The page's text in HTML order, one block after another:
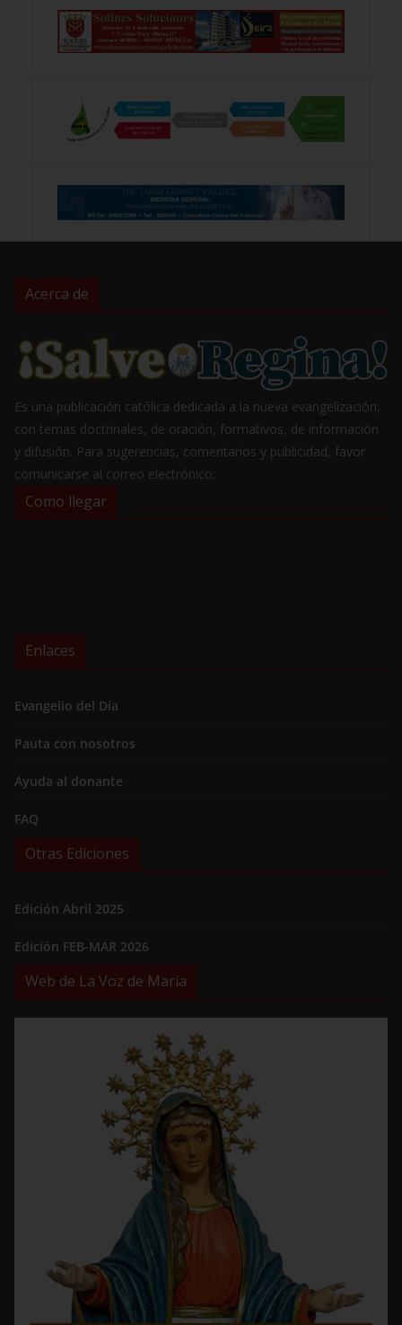
Acerca de
Es una publicación católica dedicada a la nueva evangelización,
con temas doctrinales, de oración, formativos, de información
y difusión. Para sugerencias, comentarios y publicidad, favor
comunicarse al correo electrónico:
Como llegar
Enlaces
Evangelio del Día
Pauta con nosotros
Ayuda al donante
FAQ
Otras Ediciones
Edición Abril 2025
Edición FEB-MAR 2026
Web de La Voz de María